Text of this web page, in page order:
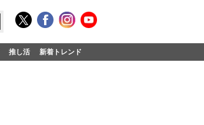
推し活 新着トレンド